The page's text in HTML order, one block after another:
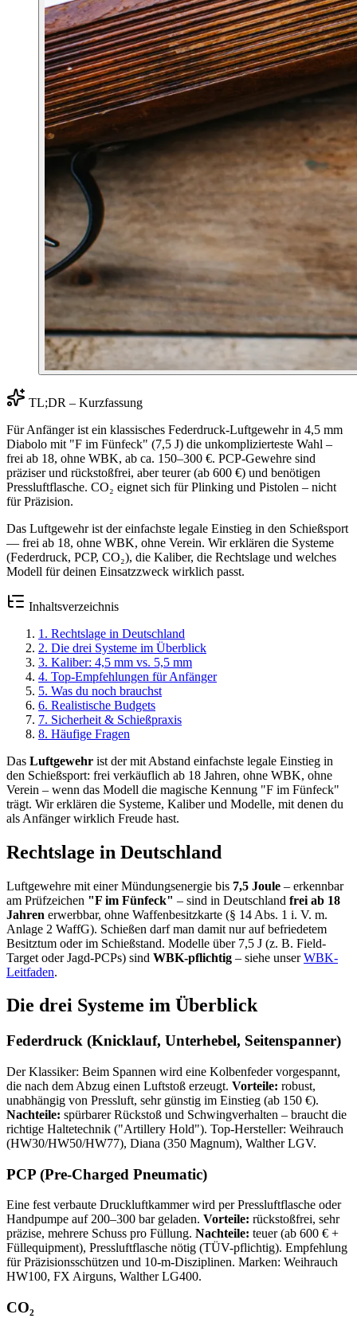
TL;DR – Kurzfassung
Für Anfänger ist ein klassisches Federdruck-Luftgewehr in 4,5 mm
Diabolo mit "F im Fünfeck" (7,5 J) die unkomplizierteste Wahl –
frei ab 18, ohne WBK, ab ca. 150–300 €. PCP-Gewehre sind
präziser und rückstoßfrei, aber teurer (ab 600 €) und benötigen
Pressluftflasche. CO₂ eignet sich für Plinking und Pistolen – nicht
für Präzision.
Das Luftgewehr ist der einfachste legale Einstieg in den Schießsport
— frei ab 18, ohne WBK, ohne Verein. Wir erklären die Systeme
(Federdruck, PCP, CO₂), die Kaliber, die Rechtslage und welches
Modell für deinen Einsatzzweck wirklich passt.
Inhaltsverzeichnis
1 . Rechtslage in Deutschland
2. Die drei Systeme im Überblick
3. Kaliber: 4,5 mm vs. 5,5 mm
4. Top-Empfehlungen für Anfänger
5. Was du noch brauchst
6. Realistische Budgets
7. Sicherheit & Schießpraxis
8. Häufige Fragen
Das Luftgewehr ist der mit Abstand einfachste legale Einstieg in
den Schießsport: frei verkäuflich ab 18 Jahren, ohne WBK, ohne
Verein – wenn das Modell die magische Kennung "F im Fünfeck"
trägt. Wir erklären die Systeme, Kaliber und Modelle, mit denen du
als Anfänger wirklich Freude hast.
Rechtslage in Deutschland
Luftgewehre mit einer Mündungsenergie bis 7,5 Joule – erkennbar
am Prüfzeichen "F im Fünfeck" – sind in Deutschland frei ab 18
Jahren erwerbbar, ohne Waffenbesitzkarte (§ 14 Abs. 1 i. V. m.
Anlage 2 WaffG). Schießen darf man damit nur auf befriedetem
Besitztum oder im Schießstand. Modelle über 7,5 J (z. B. Field-
Target oder Jagd-PCPs) sind WBK-pflichtig – siehe unserWBK-
Leitfaden.
Die drei Systeme im Überblick
Federdruck (Knicklauf, Unterhebel, Seitenspanner)
Der Klassiker: Beim Spannen wird eine Kolbenfeder vorgespannt,
die nach dem Abzug einen Luftstoß erzeugt. Vorteile: robust,
unabhängig von Pressluft, sehr günstig im Einstieg (ab 150 €).
Nachteile: spürbarer Rückstoß und Schwingverhalten – braucht die
richtige Haltetechnik ("Artillery Hold"). Top-Hersteller: Weihrauch
(HW30/HW50/HW77), Diana (350 Magnum), Walther LGV.
PCP (Pre-Charged Pneumatic)
Eine fest verbaute Druckluftkammer wird per Pressluftflasche oder
Handpumpe auf 200–300 bar geladen. Vorteile: rückstoßfrei, sehr
präzise, mehrere Schuss pro Füllung. Nachteile: teuer (ab 600 € +
Füllequipment), Pressluftflasche nötig (TÜV-pflichtig). Empfehlung
für Präzisionsschützen und 10-m-Disziplinen. Marken: Weihrauch
HW100, FX Airguns, Walther LG400.
CO₂